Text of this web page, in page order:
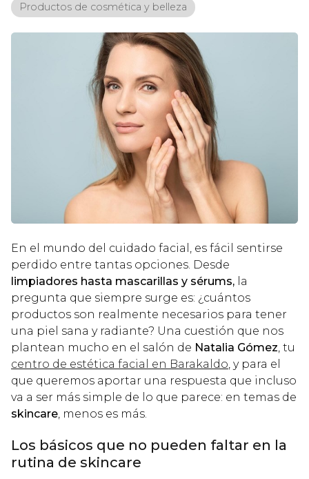
Productos de cosmética y belleza
En el mundo del cuidado facial, es fácil sentirse
perdido entre tantas opciones. Desde
limpiadores hasta mascarillas y sérums, la
pregunta que siempre surge es: ¿cuántos
productos son realmente necesarios para tener
una piel sana y radiante? Una cuestión que nos
plantean mucho en el salón de Natalia Gómez, tu
centro de estética facial en Barakaldo, y para el
que queremos aportar una respuesta que incluso
va a ser más simple de lo que parece: en temas de
skincare, menos es más.
Los básicos que no pueden faltar en la
rutina de skincare